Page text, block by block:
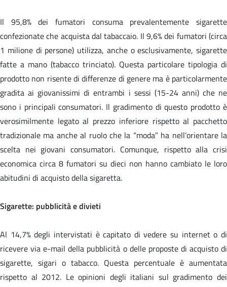
Il 95,8% dei fumatori consuma prevalentemente sigarette
confezionate che acquista dal tabaccaio. Il 9,6% dei fumatori (circa
1 milione di persone) utilizza, anche o esclusivamente, sigarette
fatte a mano (tabacco trinciato). Questa particolare tipologia di
prodotto non risente di differenze di genere ma è particolarmente
gradita ai giovanissimi di entrambi i sessi (15-24 anni) che ne
sono i principali consumatori. Il gradimento di questo prodotto è
verosimilmente legato al prezzo inferiore rispetto al pacchetto
tradizionale ma anche al ruolo che la “moda” ha nell’orientare la
scelta nei giovani consumatori. Comunque, rispetto alla crisi
economica circa 8 fumatori su dieci non hanno cambiato le loro
abitudini di acquisto della sigaretta.
Sigarette: pubblicità e divieti
Al 14,7% degli intervistati è capitato di vedere su internet o di
ricevere via e-mail della pubblicità o delle proposte di acquisto di
sigarette, sigari o tabacco. Questa percentuale è aumentata
rispetto al 2012. Le opinioni degli italiani sul gradimento dei